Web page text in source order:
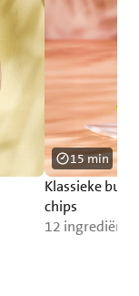
Klassieke
chips
12
15 min